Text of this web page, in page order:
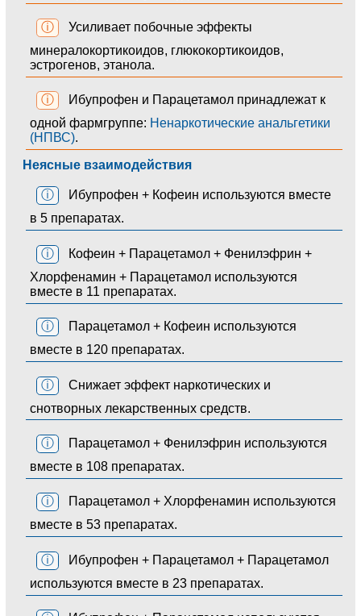
ⓘ
Усиливает побочные эффекты
минералокортикоидов, глюкокортикоидов,
эстрогенов, этанола.
ⓘ
Ибупрофен и Парацетамол принадлежат к
одной фармгруппе: Ненаркотические анальгетики
(НПВС).
Неясные взаимодействия
ⓘ
Ибупрофен + Кофеин используются вместе
в 5 препаратах.
ⓘ
Кофеин + Парацетамол + Фенилэфрин +
Хлорфенамин + Парацетамол используются
вместе в 11 препаратах.
ⓘ
Парацетамол + Кофеин используются
вместе в 120 препаратах.
ⓘ
Снижает эффект наркотических и
снотворных лекарственных средств.
ⓘ
Парацетамол + Фенилэфрин используются
вместе в 108 препаратах.
ⓘ
Парацетамол + Хлорфенамин используются
вместе в 53 препаратах.
ⓘ
Ибупрофен + Парацетамол + Парацетамол
используются вместе в 23 препаратах.